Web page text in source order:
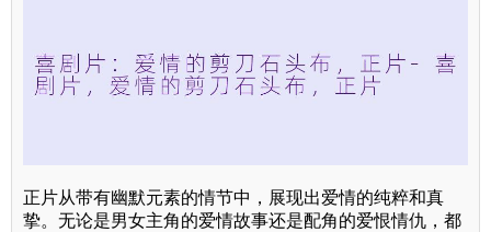
正片从带有幽默元素的情节中，展现出爱情的纯粹和真
挚。无论是男女主角的爱情故事还是配角的爱恨情仇，都